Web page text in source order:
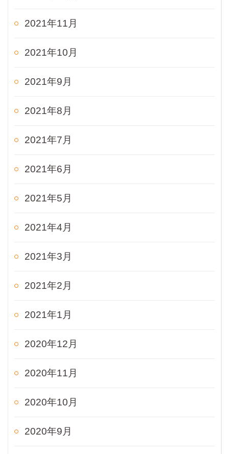
2021年11月
2021年10月
2021年9月
2021年8月
2021年7月
2021年6月
2021年5月
2021年4月
2021年3月
2021年2月
2021年1月
2020年12月
2020年11月
2020年10月
2020年9月